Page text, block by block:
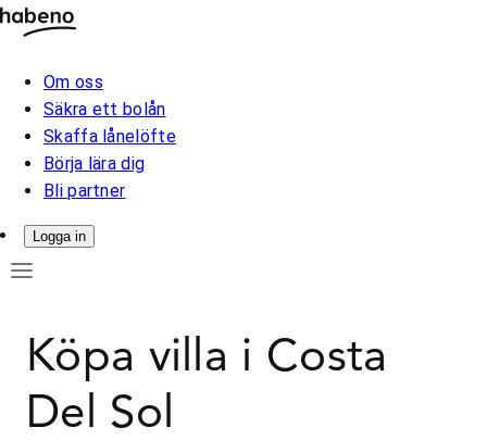
Om oss
Säkra ett bolån
Skaffa lånelöfte
Börja lära dig
Bli partner
Logga in
Köpa villa i Costa
Del Sol